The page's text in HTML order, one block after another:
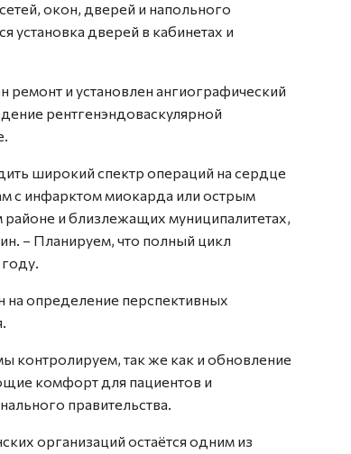
окон, дверей и напольного
установка дверей в кабинетах и
и установлен ангиографический
рентгенэндоваскулярной
широкий спектр операций на сердце
с инфарктом миокарда или острым
и близлежащих муниципалитетах,
– Планируем, что полный цикл
на определение перспективных
контролируем, так же как и обновление
комфорт для пациентов и
правительства.
организаций остаётся одним из